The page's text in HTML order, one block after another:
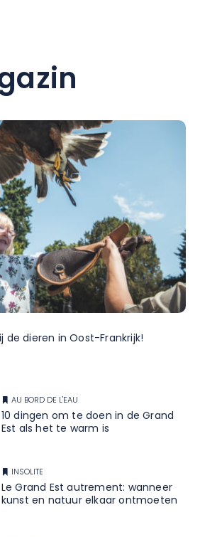
de dieren in Oost-Frankrijk!
AU BORD DE L'EAU
10 dingen om te doen in de Grand
Est als het te warm is
INSOLITE
Le Grand Est autrement: wanneer
kunst en natuur elkaar ontmoeten